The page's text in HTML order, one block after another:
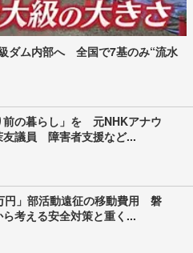
ダム内部へ 全国で7基のみ“流水
前の暮らし」を 元NHKアナウ
友議員 障害者支援など...
円」部活動遠征の移動費用 磐
考える安全対策と重く...